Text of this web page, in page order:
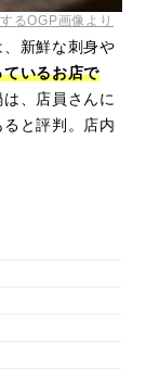
るOGP画像より
新鮮な刺身や
いるお店で
、店員さんに
と評判。店内